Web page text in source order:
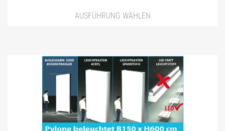
AUSFÜHRUNG WÄHLEN